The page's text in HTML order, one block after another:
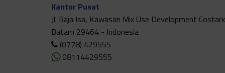
Kantor Pusat
Jl. Raja Isa, Kawasan Mix Use Development
Batam 29464 - Indonesia
(0778) 429555
08114429555